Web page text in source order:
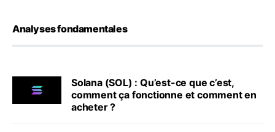
Analyses fondamentales
Solana (SOL) : Qu’est-ce que c’est,
comment ça fonctionne et comment en
acheter ?